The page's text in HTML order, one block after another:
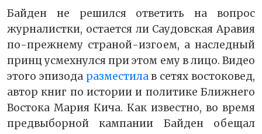
Байден не решился ответить на вопрос
журналистки, остается ли Саудовская Аравия
по-прежнему страной-изгоем, а наследный
принц усмехнулся при этом ему в лицо. Видео
этого эпизода разместилав сетях востоковед,
автор книг по истории и политике Ближнего
Востока Мария Кича. Как известно, во время
предвыборной кампании Байден обещал